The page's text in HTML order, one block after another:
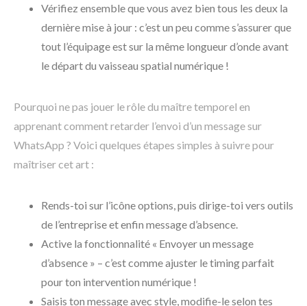
Vérifiez ensemble que vous avez bien tous les deux la
dernière mise à jour : c’est un peu comme s’assurer que
tout l’équipage est sur la même longueur d’onde avant
le départ du vaisseau spatial numérique !
Pourquoi ne pas jouer le rôle du maître temporel en
apprenant comment retarder l’envoi d’un message sur
WhatsApp ? Voici quelques étapes simples à suivre pour
maîtriser cet art :
Rends-toi sur l’icône options, puis dirige-toi vers outils
de l’entreprise et enfin message d’absence.
Active la fonctionnalité « Envoyer un message
d’absence » – c’est comme ajuster le timing parfait
pour ton intervention numérique !
Saisis ton message avec style, modifie-le selon tes